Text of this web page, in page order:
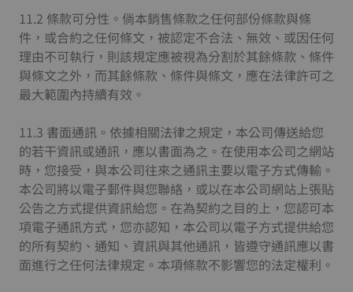
11.2 條款可分性。倘本銷售條款之任何部份條款與條
件，或合約之任何條文，被認定不合法、無效、或因任何
理由不可執行，則該規定應被視為分割於其餘條款、條件
與條文之外，而其餘條款、條件與條文，應在法律許可之
最大範圍內持續有效。
11.3 書面通訊。依據相關法律之規定，本公司傳送給您
的若干資訊或通訊，應以書面為之。在使用本公司之網站
時，您接受，與本公司往來之通訊主要以電子方式傳輸。
本公司將以電子郵件與您聯絡，或以在本公司網站上張貼
公告之方式提供資訊給您。在為契約之目的上，您認可本
項電子通訊方式，您亦認知，本公司以電子方式提供給您
的所有契約、通知、資訊與其他通訊，皆遵守通訊應以書
面進行之任何法律規定。本項條款不影響您的法定權利。